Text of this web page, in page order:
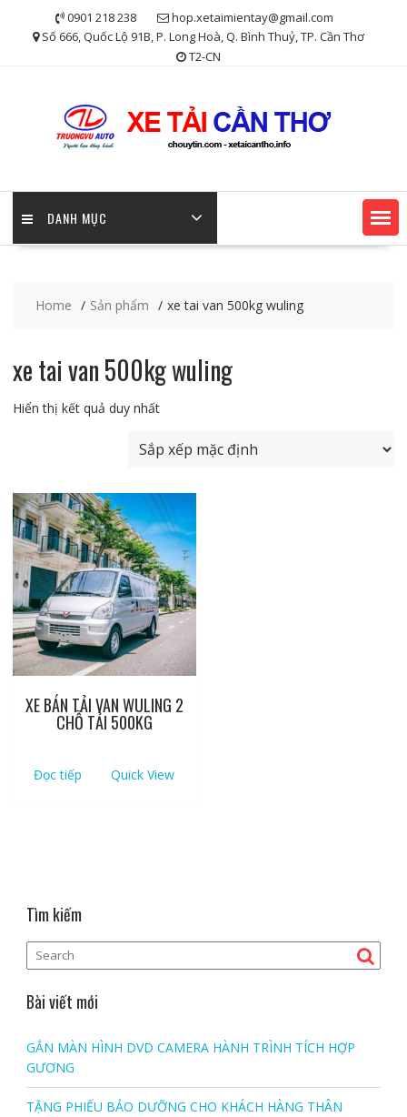
0901 218 238
hop.xetaimientay@gmail.com
Số 666, Quốc Lộ 91B, P. Long Hoà, Q. Bình Thuỷ, TP. Cần Thơ
T2-CN
DANH MỤC
Home Sản phẩm xe tai van 500kg wuling
xe tai van 500kg wuling
Hiển thị kết quả duy nhất
XE BÁN TẢI VAN WULING 2
CHỖ TẢI 500KG
Đọc tiếp Quick View
Tìm kiếm
Bài viết mới
GẮN MÀN HÌNH DVD CAMERA HÀNH TRÌNH TÍCH HỢP
GƯƠNG
TẶNG PHIẾU BẢO DƯỠNG CHO KHÁCH HÀNG THÂN